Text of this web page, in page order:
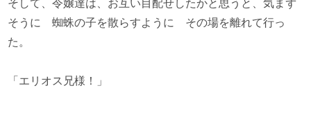
そして、令嬢達は、お互い目配せしたかと思うと、気まず
そうに 蜘蛛の子を散らすように その場を離れて行っ
た。
「エリオス兄様！」